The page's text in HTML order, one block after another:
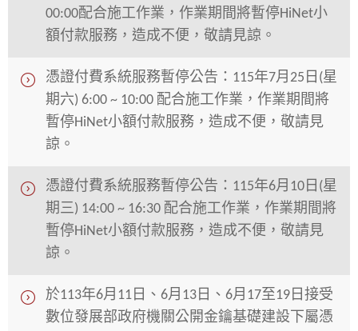
00:00配合施工作業，作業期間將暫停HiNet小
額付款服務，造成不便，敬請見諒。
憑證付費系統服務暫停公告：115年7月25日(星
期六) 6:00 ~ 10:00 配合施工作業，作業期間將
暫停HiNet小額付款服務，造成不便，敬請見
諒。
憑證付費系統服務暫停公告：115年6月10日(星
期三) 14:00 ~ 16:30 配合施工作業，作業期間將
暫停HiNet小額付款服務，造成不便，敬請見
諒。
於113年6月11日、6月13日、6月17至19日接受
數位發展部政府機關公開金鑰基礎建設下屬憑